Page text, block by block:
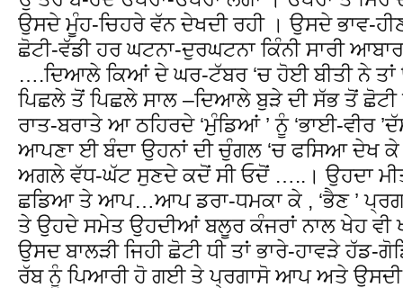
ਉਸਦੇ ਮੂੰਹ-ਚਿਹਰੇ ਵੱਨ ਦੇਖਦੀ ਰਹੀ । ਉਸਦੇ ਭਾਵ-
ਛੋਟੀ-ਵੱਡੀ ਹਰ ਘਟਨਾ-ਦੁਰਘਟਨਾ ਕਿੰਨੀ ਸਾਰੀ
….ਦਿਆਲੇ ਕਿਆਂ ਦੇ ਘਰ-ਟੱਬਰ ‘ਚ ਹੋਈ ਬੀਤੀ ਨੇ ਤਾਂ
ਪਿਛਲੇ ਤੋਂ ਪਿਛਲੇ ਸਾਲ –ਦਿਆਲੇ ਬੁੜੇ ਦੀ ਸੱਭ ਤੋਂ
ਰਾਤ-ਬਰਾਤੇ ਆ ਠਹਿਰਦੇ ‘ਮੁੰਡਿਆਂ ’ ਨੂੰ ‘ਭਾਈ-ਵੀਰ
ਆਪਣਾ ਈ ਬੰਦਾ ਉਹਨਾਂ ਦੀ ਚੁੰਗਲ ‘ਚ ਫਸਿਆ ਦੇਖ ਕੇ
ਅਗਲੇ ਵੱਧ-ਘੱਟ ਸੁਣਦੇ ਕਦੋਂ ਸੀ ਓਦੋਂ …..। ਉਹਦਾ
ਛਡਿਆ ਤੇ ਆਪ…ਆਪ ਡਰਾ-ਧਮਕਾ ਕੇ , ‘ਭੈਣ ’
ਤੇ ਉਹਦੇ ਸਮੇਤ ਉਹਦੀਆਂ ਬਲੂਰ ਕੰਜਰਾਂ ਨਾਲ ਖੇਹ ਵੀ
ਉਸਦ ਬਾਲੜੀ ਜਿਹੀ ਛੋਟੀ ਧੀ ਤਾਂ ਭਾਰੇ-ਹਾਵੜੇ ਹੱਡ-
ਰੱਬ ਨੂੰ ਪਿਆਰੀ ਹੋ ਗਈ ਤੇ ਪ੍ਰਗਾਸੋ ਆਪ ਅਤੇ ਉਸਦੀ